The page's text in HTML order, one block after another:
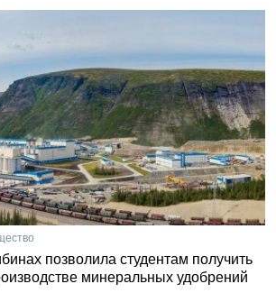
позволила студентам получить
минеральных удобрений